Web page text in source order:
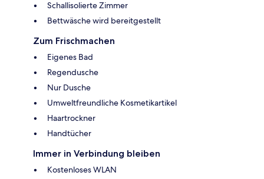
Schallisolierte Zimmer
Bettwäsche wird bereitgestellt
Zum Frischmachen
Eigenes Bad
Regendusche
Nur Dusche
Umweltfreundliche Kosmetikartikel
Haartrockner
Handtücher
Immer in Verbindung bleiben
Kostenloses WLAN